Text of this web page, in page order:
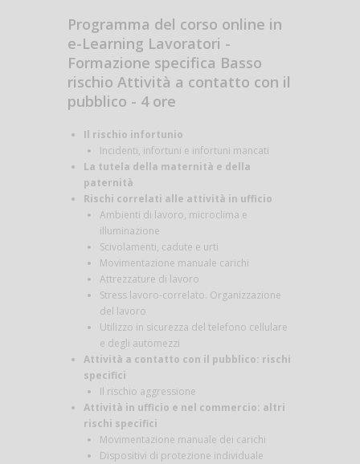
Programma del corso online in
e-Learning Lavoratori -
Formazione specifica Basso
rischio Attività a contatto con il
pubblico - 4 ore
Il rischio infortunio
Incidenti, infortuni e infortuni mancati
La tutela della maternità e della
paternità
Rischi correlati alle attività in ufficio
Ambienti di lavoro, microclima e
illuminazione
Scivolamenti, cadute e urti
Movimentazione manuale carichi
Attrezzature di lavoro
Stress lavoro-correlato. Organizzazione
del lavoro
Utilizzo in sicurezza del telefono cellulare
e degli automezzi
Attività a contatto con il pubblico: rischi
specifici
Il rischio aggressione
Attività in ufficio e nel commercio: altri
rischi specifici
Movimentazione manuale dei carichi
Dispositivi di protezione individuale